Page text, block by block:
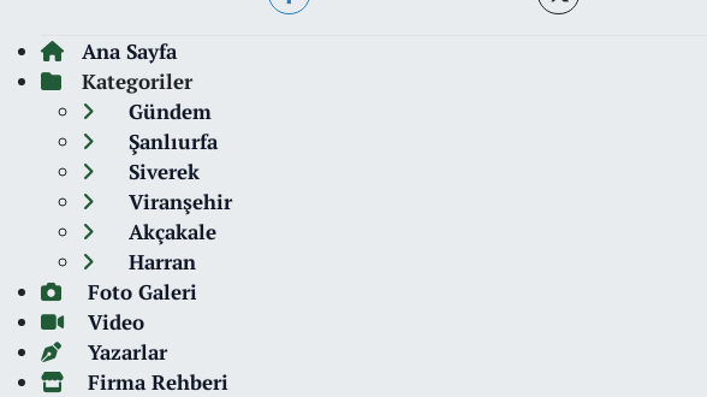
Ana Sayfa
Kategoriler
Gündem
Şanlıurfa
Siverek
Viranşehir
Akçakale
Harran
Foto Galeri
Video
Yazarlar
Firma Rehberi